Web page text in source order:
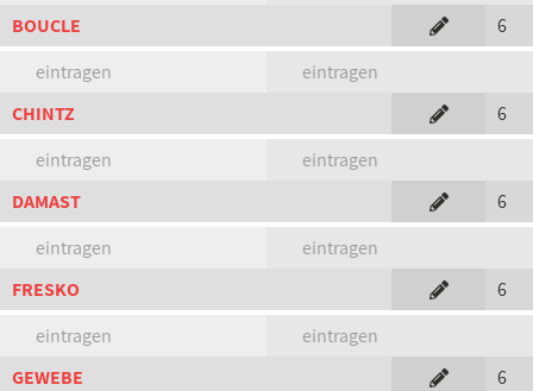
BOUCLE
6
eintragen
eintragen
CHINTZ
6
eintragen
eintragen
DAMAST
6
eintragen
eintragen
FRESKO
6
eintragen
eintragen
GEWEBE
6